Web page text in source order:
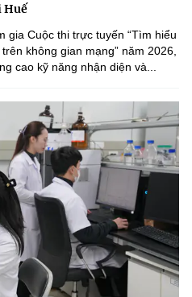
Huế
gia Cuộc thi trực tuyến “Tìm hiểu
không gian mạng” năm 2026,
cao kỹ năng nhận diện và...